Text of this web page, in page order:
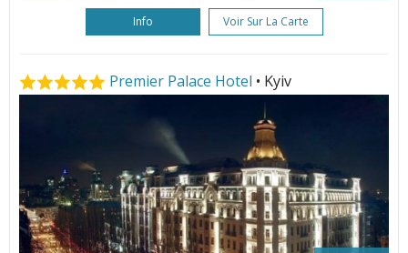
Info Voir Sur La Carte
Premier Palace Hotel • Kyiv